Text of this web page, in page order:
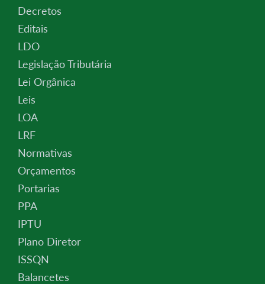
Decretos
Editais
LDO
Legislação Tributária
Lei Orgânica
Leis
LOA
LRF
Normativas
Orçamentos
Portarias
PPA
IPTU
Plano Diretor
ISSQN
Balancetes